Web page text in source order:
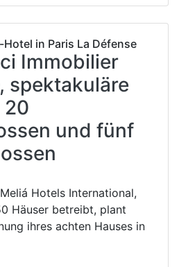
in Paris La Défense
Immobilier
spektakuläre
20
und fünf
Hotels International,
Häuser betreibt, plant
ihres achten Hauses in